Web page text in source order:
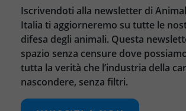
Iscrivendoti alla newsletter di
Italia ti aggiorneremo su tutte le
difesa degli animali. Questa
spazio senza censure dove
tutta la verità che l’industria della
nascondere, senza filtri.